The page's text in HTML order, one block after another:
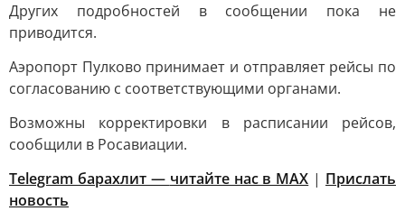
Других подробностей в сообщении пока не
приводится.
Аэропорт Пулково принимает и отправляет рейсы по
согласованию с соответствующими органами.
Возможны корректировки в расписании рейсов,
сообщили в Росавиации.
Telegram барахлит — читайте нас в MAX | Прислать
новость